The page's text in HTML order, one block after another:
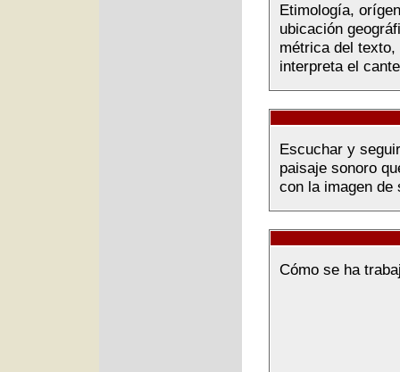
Etimología,
ubicación
métrica del
interpreta el
Escuchar y
paisaje sonoro
con la imagen de
Cómo se ha